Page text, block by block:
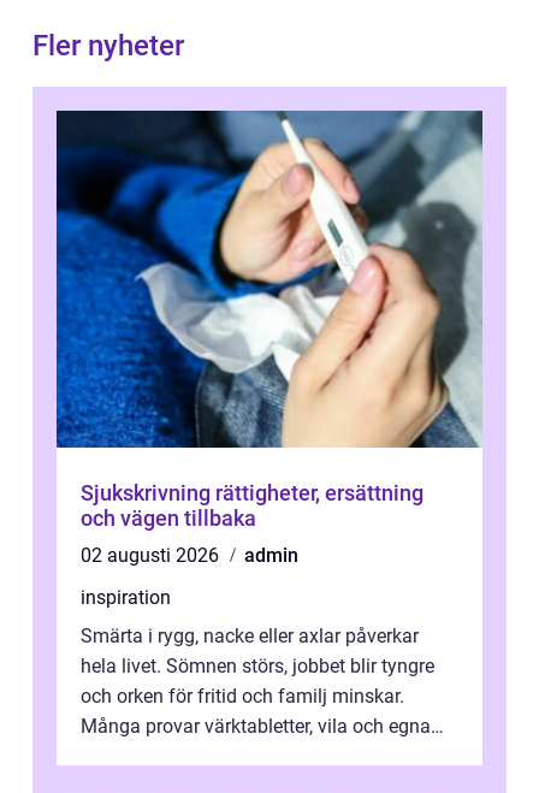
Fler nyheter
Sjukskrivning rättigheter, ersättning
och vägen tillbaka
02 augusti 2026
admin
inspiration
Smärta i rygg, nacke eller axlar påverkar
hela livet. Sömnen störs, jobbet blir tyngre
och orken för fritid och familj minskar.
Många provar värktabletter, vila och egna